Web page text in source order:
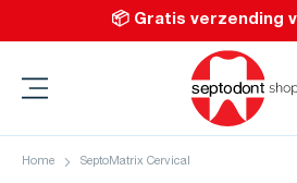
Ga naar de inhoud📦 Gratis verzending
Home SeptoMatrix Cervical